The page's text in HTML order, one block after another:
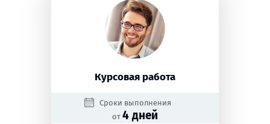
Курсовая работа
Сроки выполнения
от 4 дней